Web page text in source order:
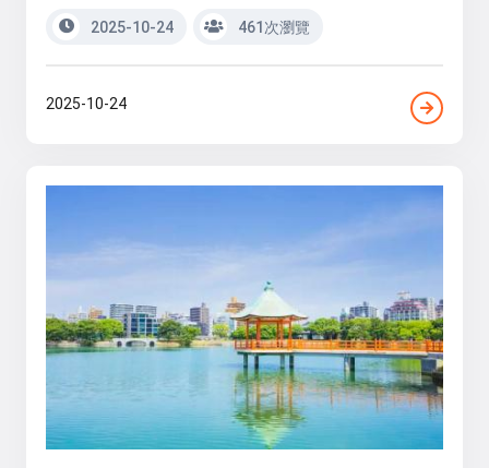
2025-10-24 461次瀏覽
2025-10-24